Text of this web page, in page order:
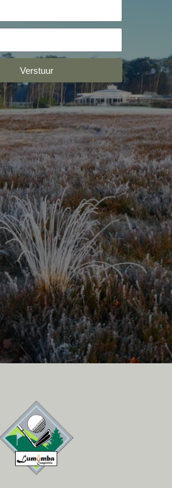
Verstuur